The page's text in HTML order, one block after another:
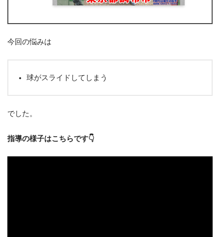
今回の悩みは
球がスライドしてしまう
でした。
指導の様子はこちらです👇